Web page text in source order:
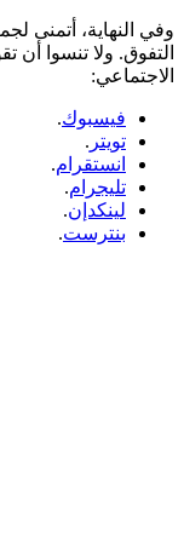
وفي النهاية، أتمنى
التفوق. ولا تنسوا أن
الاجتماعي:
فيسبوك.
تويتر .
انستقرام.
تليجرام.
لينكدإن.
بنترست.